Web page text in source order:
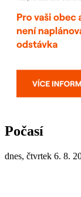
Počasí
dnes, čtvrtek 6. 8.